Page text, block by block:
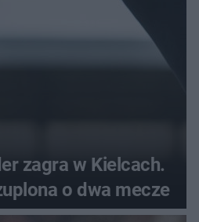
zagra w Kielcach.
o dwa mecze